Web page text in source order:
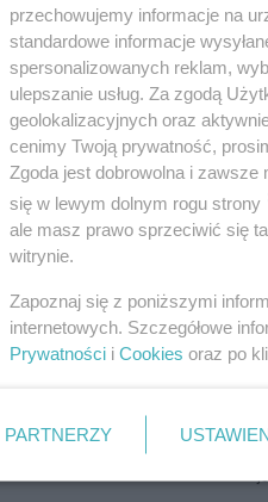
nie może być powielany i
w Internecie bez pisemnej
przechowujemy informacje na
standardowe informacje
spersonalizowanych reklam,
ulepszanie usług. Za zgodą
geolokalizacyjnych oraz
cenimy Twoją prywatność,
Zgoda jest dobrowolna i
się w lewym dolnym rogu strony
ale masz prawo sprzeciwić się
witrynie.
Zapoznaj się z poniższymi
internetowych. Szczegółowe
Prywatności i Cookies oraz po
PARTNERZY